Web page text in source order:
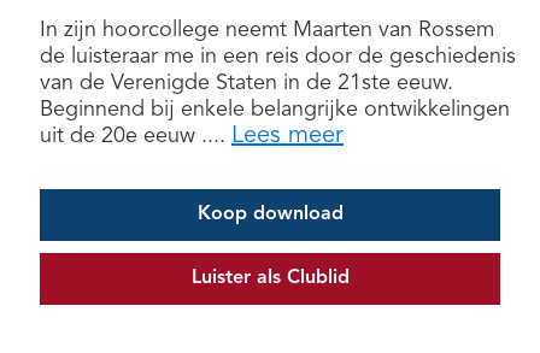
In zijn hoorcollege neemt Maarten van Rossem
de luisteraar me in een reis door de geschiedenis
van de Verenigde Staten in de 21ste eeuw.
Beginnend bij enkele belangrijke ontwikkelingen
uit de 20e eeuw .... Lees meer
Koop download
Luister als Clublid